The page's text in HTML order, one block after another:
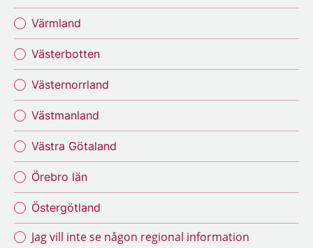
Värmland
Västerbotten
Västernorrland
Västmanland
Västra Götaland
Örebro län
Östergötland
Jag vill inte se någon regional information